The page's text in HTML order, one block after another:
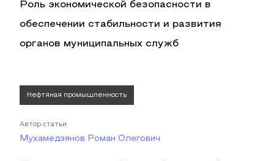
Роль экономической безопасности в
обеспечении стабильности и развития
органов муниципальных служб
Нефтяная промышленность
Автор статьи
Мухамедзянов Роман Олегович